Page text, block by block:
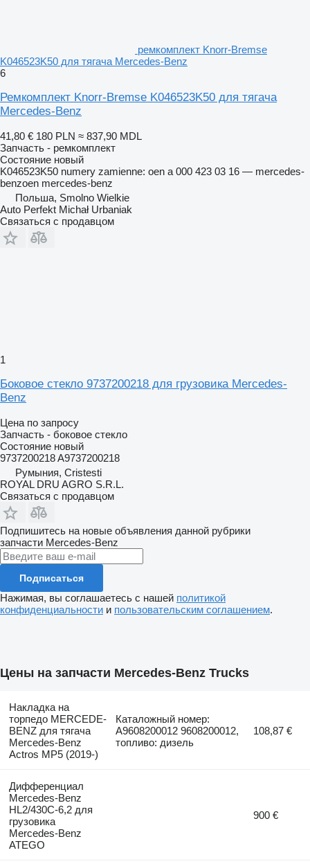
ремкомплект Knorr-Bremse
K046523K50 для тягача Mercedes-Benz
6
Ремкомплект Knorr-Bremse K046523K50 для тягача
Mercedes-Benz
41,80 € 180 PLN ≈ 837,90 MDL
Запчасть - ремкомплект
Состояние новый
K046523K50 numery zamienne: oen a 000 423 03 16 — mercedes-
benzoen mercedes-benz
Польша, Smolno Wielkie
Auto Perfekt Michał Urbaniak
Связаться с продавцом
1
Боковое стекло 9737200218 для грузовика Mercedes-
Benz
Цена по запросу
Запчасть - боковое стекло
Состояние новый
9737200218 A9737200218
Румыния, Cristesti
ROYAL DRU AGRO S.R.L.
Связаться с продавцом
Подпишитесь на новые объявления данной рубрики
запчасти Mercedes-Benz
Подписаться
Нажимая, вы соглашаетесь с нашей политикой
конфиденциальности и пользовательским соглашением.
Цены на запчасти Mercedes-Benz Trucks
Накладка на
торпедо MERCEDE-
BENZ для тягача
Mercedes-Benz
Actros MP5 (2019-)
Каталожный номер:
A9608200012 9608200012,
топливо: дизель
108,87 €
Дифференциал
Mercedes-Benz
HL2/430C-6,2 для
грузовика
Mercedes-Benz
ATEGO
900 €